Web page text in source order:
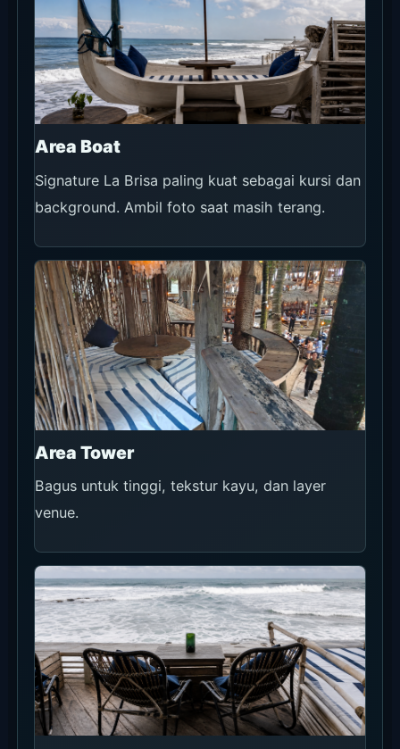
Deck Laut
sebelum area ramai saat sunset.
Pool Malam
Cocok untuk foto penutup.
Informasi Acara
Saat ini paling mudah dibaca sebagai satu event
malam S.A.S.H dan LYD Sunday Market